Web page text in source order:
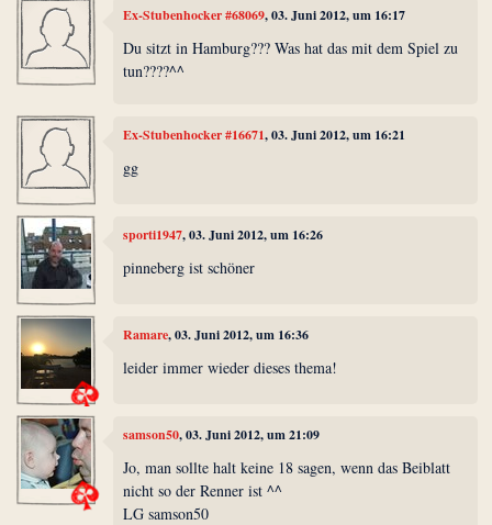
Ex-Stubenhocker #68069, 03. Juni 2012, um 16:17
Du sitzt in Hamburg??? Was hat das mit dem Spiel zu
tun????^^
Ex-Stubenhocker #16671, 03. Juni 2012, um 16:21
gg
sporti1947, 03. Juni 2012, um 16:26
pinneberg ist schöner
Ramare, 03. Juni 2012, um 16:36
leider immer wieder dieses thema!
samson50, 03. Juni 2012, um 21:09
Jo, man sollte halt keine 18 sagen, wenn das Beiblatt
nicht so der Renner ist ^^
LG samson50